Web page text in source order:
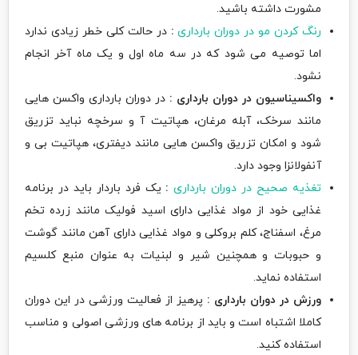
مشورت داشته باشید.
رنگ کردن مو در دوران بارداری:در حالت کلی خطر زیادی ندارد
اما توصیه می شود که در سه ماه اول و یک ماه آخر انجام
نشود.
واکسیناسیون در دوران بارداری : در دوران بارداری واکسن هایی
مانند سرخک، آبله مرغان، هپاتیت آ و سرخچه نباید تزریق
شود و امکان تزریق واکسن هایی مانند دیفتری، هپاتیت بی و
آنفولانزا وجود دارد.
تغذیه صحیح در دوران بارداری: یک فرد باردار باید در برنامه
غذایی خود از مواد غذایی دارای اسید فولیک مانند زرده تخم
مرغ، اسفناج، کلم بروکلی و مواد غذایی دارای آهن مانند گوشت
و حبوبات و همچنین شیر و لبنیات به عنوان منبع کلسیم
استفاده نماید.
ورزش در دوران بارداری : پرهیز از فعالیت ورزشی در این دوران
کاملا اشتباه است و باید از برنامه های ورزشی اصولی و مناسب
استفاده کنید.